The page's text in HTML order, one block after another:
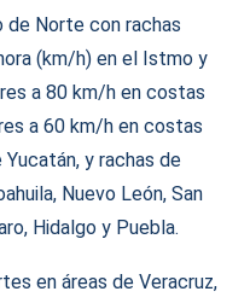
de Norte con rachas
(km/h) en el Istmo y
a 80 km/h en costas
a 60 km/h en costas
y rachas de
Nuevo León, San
Hidalgo y Puebla.
en áreas de Veracruz,